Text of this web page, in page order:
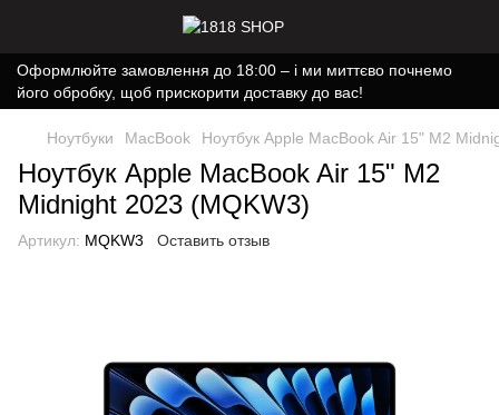
Оформлюйте замовлення до 18:00 – і ми миттєво почнемо
його обробку, щоб прискорити доставку до вас!
Ноутбуки MacBook Ноутбук Apple MacBook Air 15" M2
Ноутбук Apple MacBook Air 15" M2
Midnight 2023 (MQKW3)
Артикул: MQKW3 Оставить отзыв